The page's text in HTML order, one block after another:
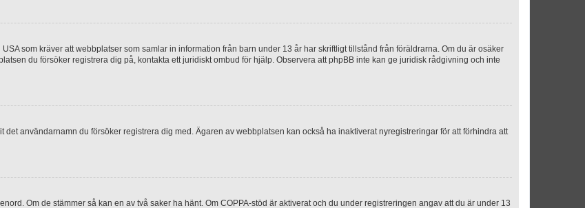
som kräver att webbplatser som samlar in information från barn under 13 år har skriftligt tillstånd från föräldrarna. Om du är osäker
du försöker registrera dig på, kontakta ett juridiskt ombud för hjälp. Observera att phpBB inte kan ge juridisk rådgivning och inte
användarnamn du försöker registrera dig med. Ägaren av webbplatsen kan också ha inaktiverat nyregistreringar för att förhindra att
Om de stämmer så kan en av två saker ha hänt. Om COPPA-stöd är aktiverat och du under registreringen angav att du är under 13